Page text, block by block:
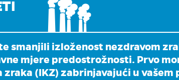
smanjili izloženost nezdravom
mjere predostrožnosti. Prvo
(IKZ) zabrinjavajući u vašem